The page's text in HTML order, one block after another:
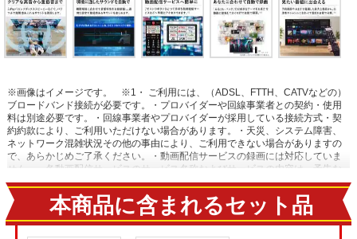
※画像はイメージです。
※1・ ご利用には、（ADSL、FTTH、CATVなどの）
ブロードバンド接続が必要です。・プロバイダーや回線事業者との契約・使用
料は別途必要です。・回線事業者やプロバイダーが採用している接続方式・契
約約款により、ご利用いただけない場合があります。・天災、システム障害、
ネットワーク混雑状況その他の事由により、ご利用できない場合がありますの
で、あらかじめご了承ください。・動画配信サービスの録画には対応していま
せん。・各動画配信サービスのサービス名称およびサービスの内容は、予告な
く変更・終了する場合があります。
※2【おまかせ録画に関するご注意】・
USBハードディスク接続時に対応しています。・ ご利用にはインターネットへ
の接続環境が必要です。詳しくは、メーカーHPの[ネットワークに関するご注
意] をご覧ください。・ おまかせ録画は、「みるコレ パック」でお好きなテー
本商品に含まれるセット品